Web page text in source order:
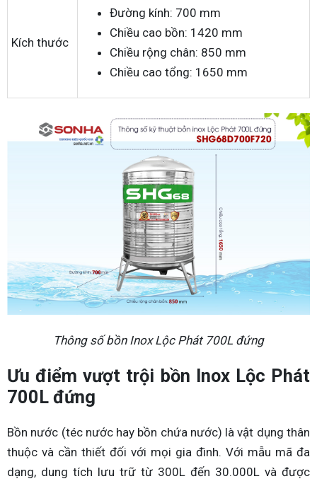
Kích thước
Đường kính: 700 mm
Chiều cao bồn: 1420 mm
Chiều rộng chân: 850 mm
Chiều cao tổng: 1650 mm
Thông số bồn Inox Lộc Phát 700L đứng
Ưu điểm vượt trội bồn Inox Lộc Phát
700L đứng
Bồn nước (téc nước hay bồn chứa nước) là vật dụng thân
thuộc và cần thiết đối với mọi gia đình. Với mẫu mã đa
dạng, dung tích lưu trữ từ 300L đến 30.000L và được